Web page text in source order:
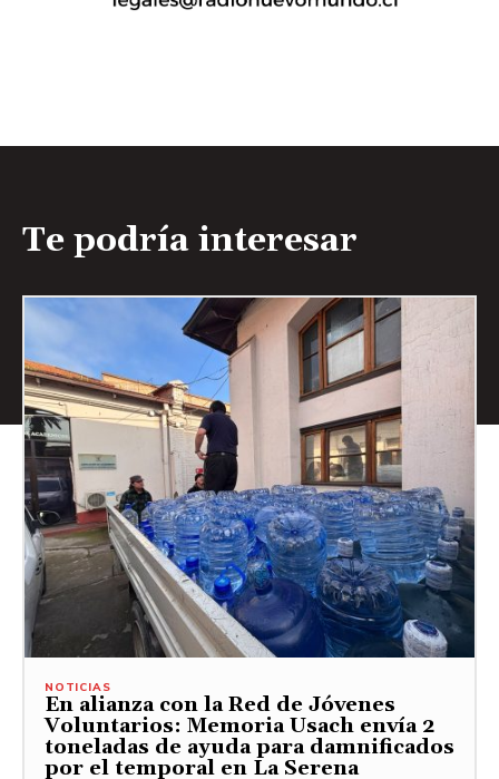
Te podría interesar
NOTICIAS
En alianza con la Red de Jóvenes
Voluntarios: Memoria Usach envía 2
toneladas de ayuda para damnificados
por el temporal en La Serena